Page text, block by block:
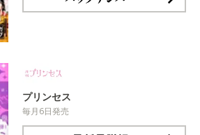
プリンセス
毎月6日発売